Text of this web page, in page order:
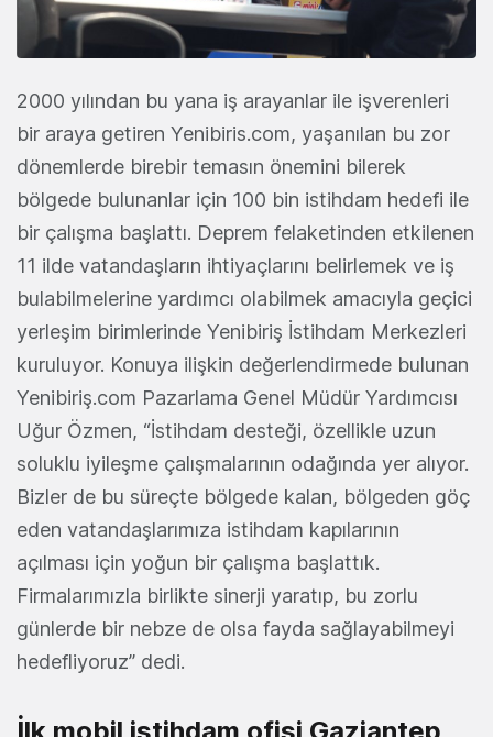
2000 yılından bu yana iş arayanlar ile işverenleri
bir araya getiren Yenibiris.com, yaşanılan bu zor
dönemlerde birebir temasın önemini bilerek
bölgede bulunanlar için 100 bin istihdam hedefi ile
bir çalışma başlattı. Deprem felaketinden etkilenen
11 ilde vatandaşların ihtiyaçlarını belirlemek ve iş
bulabilmelerine yardımcı olabilmek amacıyla geçici
yerleşim birimlerinde Yenibiriş İstihdam Merkezleri
kuruluyor. Konuya ilişkin değerlendirmede bulunan
Yenibiriş.com Pazarlama Genel Müdür Yardımcısı
Uğur Özmen, “İstihdam desteği, özellikle uzun
soluklu iyileşme çalışmalarının odağında yer alıyor.
Bizler de bu süreçte bölgede kalan, bölgeden göç
eden vatandaşlarımıza istihdam kapılarının
açılması için yoğun bir çalışma başlattık.
Firmalarımızla birlikte sinerji yaratıp, bu zorlu
günlerde bir nebze de olsa fayda sağlayabilmeyi
hedefliyoruz” dedi.